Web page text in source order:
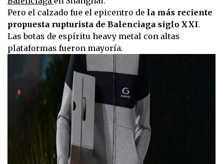
Pero el calzado fue el epicentro de la más reciente
propuesta rupturista de Balenciaga siglo XXI.
Las botas de espíritu heavy metal con altas
plataformas fueron mayoría.